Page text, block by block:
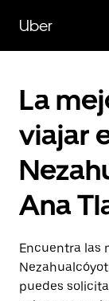
contenido
principal
Uber
La
viajar
Ana
Encuentra las
puedes